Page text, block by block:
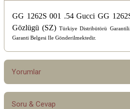
GG 1262S 001 .54 Gucci GG
Gözlügü (SZ)Türkiye Distribütörü
Garanti Belgesi Ile Gönderilmektedir.
Yorumlar
Soru & Cevap